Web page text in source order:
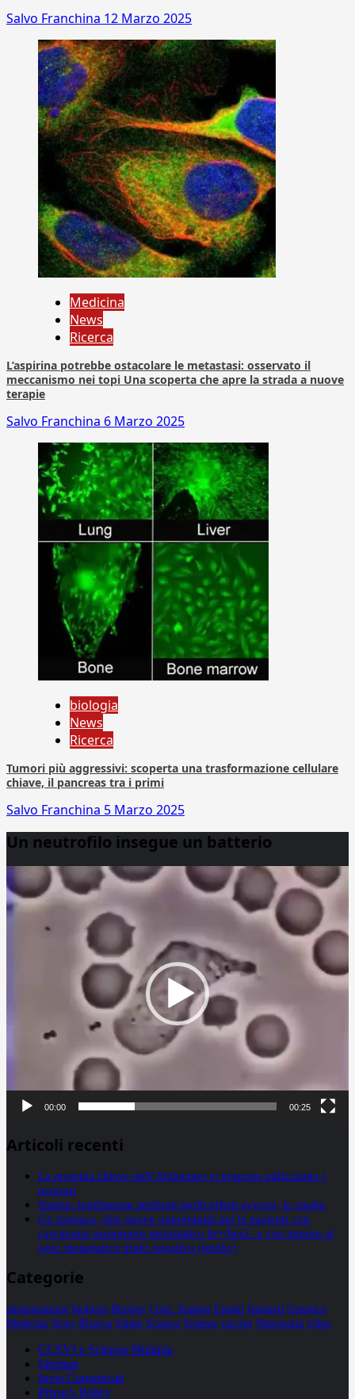
Salvo Franchina 12 Marzo 2025
Medicina
News
Ricerca
L’aspirina potrebbe ostacolare le metastasi: osservato il
meccanismo nei topi Una scoperta che apre la strada a nuove
terapie
Salvo Franchina 6 Marzo 2025
biologia
News
Ricerca
Tumori più aggressivi: scoperta una trasformazione cellulare
chiave, il pancreas tra i primi
Salvo Franchina 5 Marzo 2025
Un neutrofilo insegue un batterio
Player
00:00 00:25
Articoli recenti
La proteina chiave dell’Alzheimer si propaga utilizzando i
neuroni
Statine: inutilmente attribuiti molti effetti avversi, lo studio
Un farmaco, due nuove opportunità per le pazienti con
carcinoma mammario metastatico hr+/her2- e con tumore al
seno metastatico triplo negativo (mtnbc)
Categorie
alimentazione biologia Biology Com. Stampa Epatiti featured Genetica
Medicina News Ricerca Salute Science Scienza vaccini Veterinaria video
CCSVI e Sclerosi Multipla
Sitemap
Invia Comunicati
Privacy Policy